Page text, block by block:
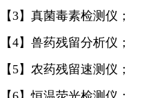
【3】真菌毒素检测仪；
【4】兽药残留分析仪；
【5】农药残留速测仪；